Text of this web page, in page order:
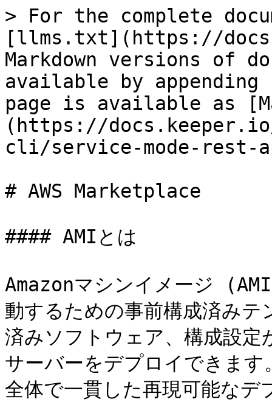
> For the complete
[llms.txt](https://
Markdown versions of
available by
page is available as
(https://docs.keeper.io/
cli/service-mode-rest-
# AWS Marketplace
#### AMIとは
Amazonマシンイメージ
動するための事前構成済みテ
済みソフトウェア、構成設
サーバーをデプロイできます
全体で一貫した再現可能なデ